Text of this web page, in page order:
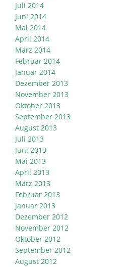
Juli 2014
Juni 2014
Mai 2014
April 2014
März 2014
Februar 2014
Januar 2014
Dezember 2013
November 2013
Oktober 2013
September 2013
August 2013
Juli 2013
Juni 2013
Mai 2013
April 2013
März 2013
Februar 2013
Januar 2013
Dezember 2012
November 2012
Oktober 2012
September 2012
August 2012